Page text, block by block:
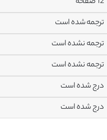
ترجمه شده است
ترجمه نشده است
ترجمه نشده است
درج شده است
درج شده است